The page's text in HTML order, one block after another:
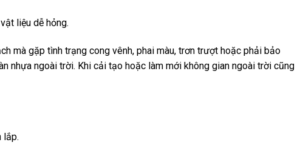
liệu dễ hỏng.
mà gặp tình trạng cong vênh, phai màu, trơn trượt hoặc phải bảo
nhựa ngoài trời. Khi cải tạo hoặc làm mới không gian ngoài trời cũng
lắp.